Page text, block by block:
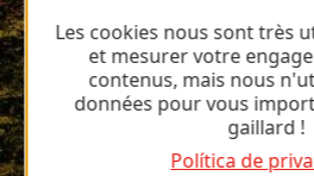
Les cookies nous sont très
et mesurer votre
contenus, mais nous
données pour vous
gaillard !
Política de